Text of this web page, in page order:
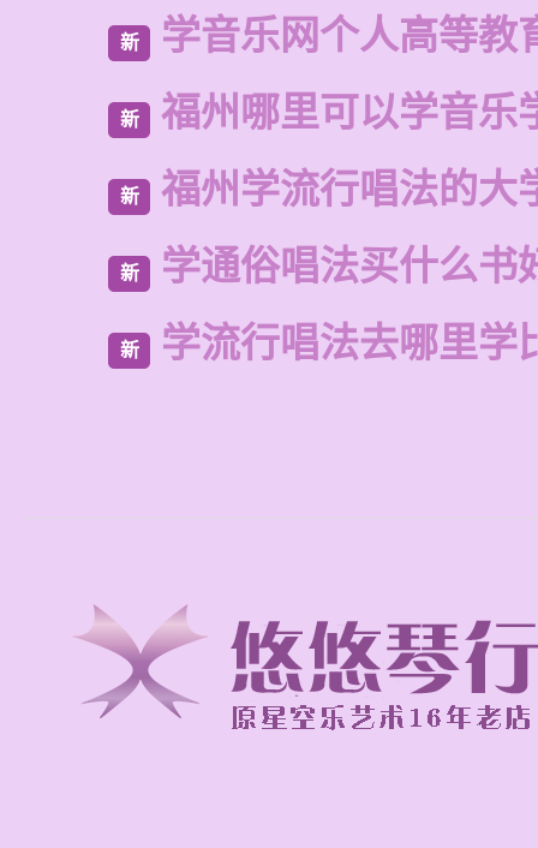
新 学音乐网个人高等教
新 福州哪里可以学音乐
新 福州学流行唱法的大
新 学通俗唱法买什么书
新 学流行唱法去哪里学